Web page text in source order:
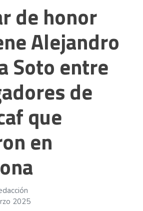
de honor
Alejandro
Soto entre
de
que
en
2025